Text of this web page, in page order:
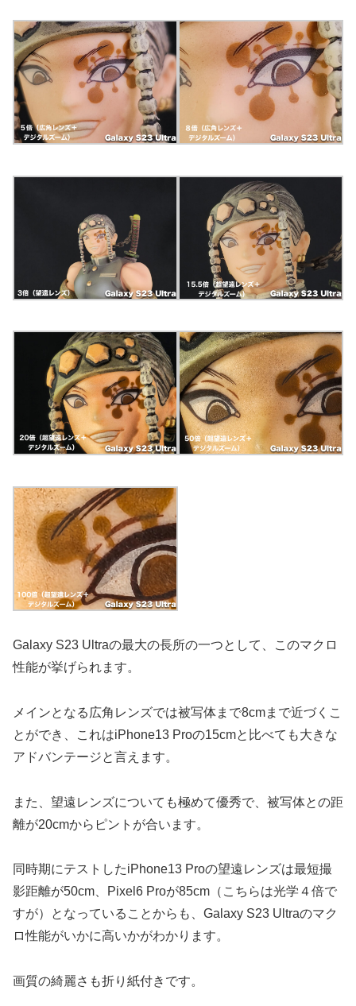
Galaxy S23 Ultraの最大の長所の一つとして、このマクロ
性能が挙げられます。
メインとなる広角レンズでは被写体まで8cmまで近づくこ
とができ、これはiPhone13 Proの15cmと比べても大きな
アドバンテージと言えます。
また、望遠レンズについても極めて優秀で、被写体との距
離が20cmからピントが合います。
同時期にテストしたiPhone13 Proの望遠レンズは最短撮
影距離が50cm、Pixel6 Proが85cm（こちらは光学４倍で
すが）となっていることからも、Galaxy S23 Ultraのマク
ロ性能がいかに高いかがわかります。
画質の綺麗さも折り紙付きです。